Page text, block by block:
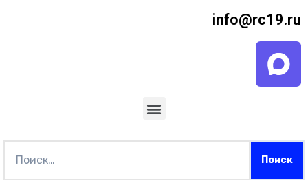
info@rc19.ru